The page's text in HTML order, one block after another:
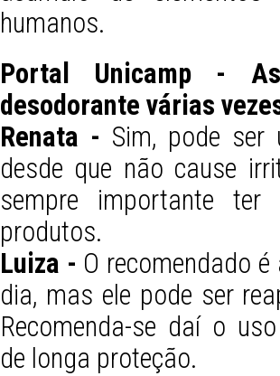
humanos.
Portal Unicamp -
desodorante várias
Renata - Sim, pode
desde que não cause
sempre importante
produtos.
Luiza - O recomendado
dia, mas ele pode ser
Recomenda-se daí o
de longa proteção.